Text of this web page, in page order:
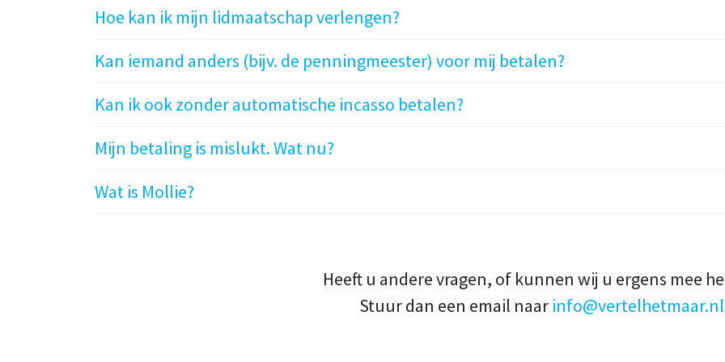
Hoe kan ik mijn lidmaatschap verlengen?
Kan iemand anders (bijv. de penningmeester) voor mij betalen?
Kan ik ook zonder automatische incasso betalen?
Mijn betaling is mislukt. Wat nu?
Wat is Mollie?
Heeft u andere vragen, of kunnen wij u ergens mee
Stuur dan een email naar info@vertelhetmaar.nl